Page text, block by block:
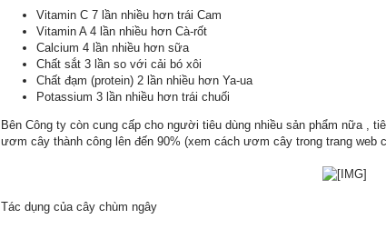
Vitamin C 7 lần nhiều hơn trái Cam
Vitamin A 4 lần nhiều hơn Cà-rốt
Calcium 4 lần nhiều hơn sữa
Chất sắt 3 lần so với cải bó xôi
Chất đạm (protein) 2 lần nhiều hơn Ya-ua
Potassium 3 lần nhiều hơn trái chuối
Bên Công ty còn cung cấp cho người tiêu dùng nhiều sản phẩm nữa ,
ươm cây thành công lên đến 90% (xem cách ươm cây trong trang web
Tác dụng của cây chùm ngây